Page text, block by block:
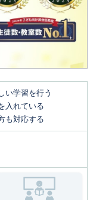
い学習を行う
入れている
も対応する